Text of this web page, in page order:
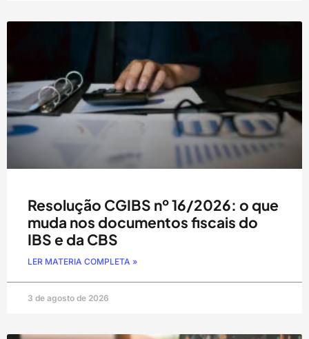
Resolução CGIBS nº 16/2026: o que
muda nos documentos fiscais do
IBS e da CBS
LER MATERIA COMPLETA »
3 de agosto de 2026